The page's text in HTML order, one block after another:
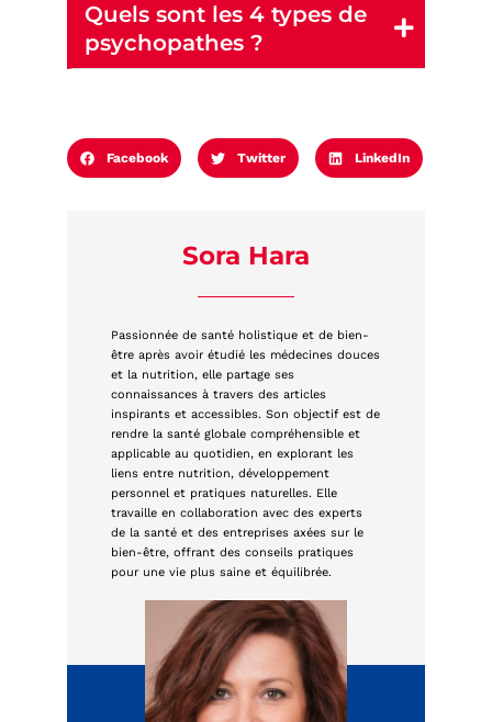
Quels sont les 4 types de
psychopathes ?
Facebook Twitter LinkedIn
Sora Hara
Passionnée de santé holistique et de bien-
être après avoir étudié les médecines douces
et la nutrition, elle partage ses
connaissances à travers des articles
inspirants et accessibles. Son objectif est de
rendre la santé globale compréhensible et
applicable au quotidien, en explorant les
liens entre nutrition, développement
personnel et pratiques naturelles. Elle
travaille en collaboration avec des experts
de la santé et des entreprises axées sur le
bien-être, offrant des conseils pratiques
pour une vie plus saine et équilibrée.